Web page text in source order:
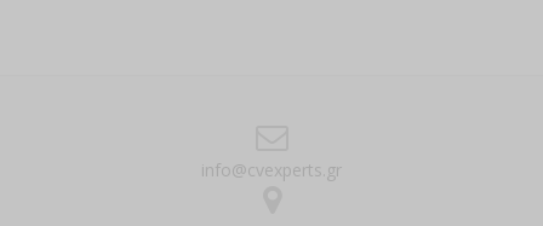
info@cvexperts.gr